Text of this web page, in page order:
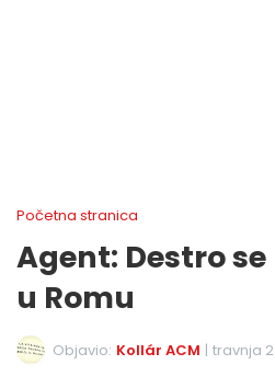
Početna stranica
Agent: Destro
u Romu
Objavio: Kollár ACM | travnja